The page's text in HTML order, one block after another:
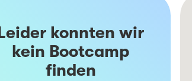
Leider konnten wir
kein Bootcamp
finden